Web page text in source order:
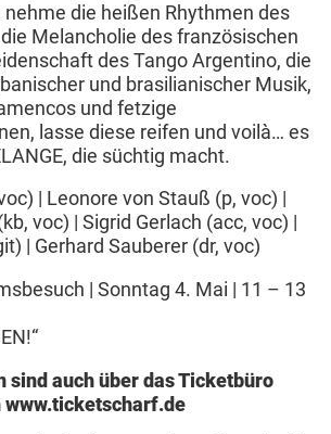
nehme die heißen Rhythmen des
Melancholie des französischen
des Tango Argentino, die
und brasilianischer Musik,
und fetzige
lasse diese reifen und voilà… es
die süchtig macht.
| Leonore von Stauß (p, voc) |
voc) | Sigrid Gerlach (acc, voc) |
| Gerhard Sauberer (dr, voc)
| Sonntag 4. Mai | 11 – 13
auch über das Ticketbüro